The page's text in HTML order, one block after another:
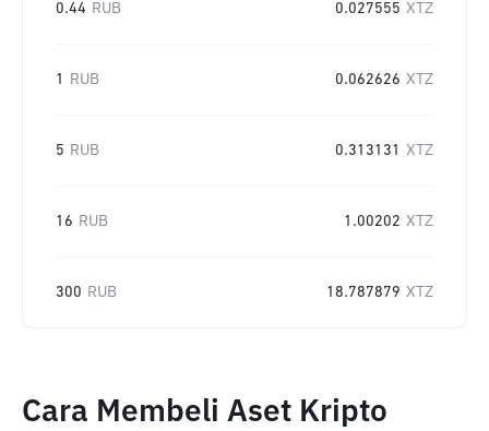
0.44 RUB 0.027555 XTZ
1 RUB 0.062626 XTZ
5 RUB 0.313131 XTZ
16 RUB 1.00202 XTZ
300 RUB 18.787879 XTZ
Cara Membeli Aset Kripto